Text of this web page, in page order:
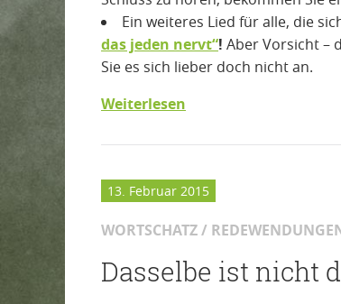
Ein weiteres Lied für alle, die
das jeden nervt“! Aber Vorsicht –
Sie es sich lieber doch nicht an.
Weiterlesen
13. Februar 2015
WORTSCHATZ /
Dasselbe ist nicht